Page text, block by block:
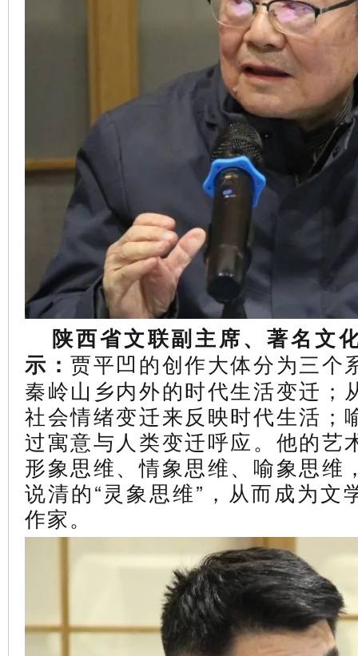
陕西省文联副主席、著名文
示：贾平凹的创作大体分为三个
秦岭山乡内外的时代生活变迁；
社会情绪变迁来反映时代生活；
过寓意与人类变迁呼应。他的艺
形象思维、情象思维、喻象思维
说清的“灵象思维”，从而成为文
作家。